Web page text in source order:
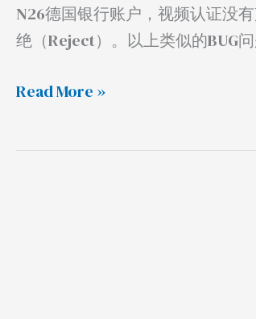
N26德国银行账户，视频认证没
绝（Reject）。以上类似的BUG
Read More »